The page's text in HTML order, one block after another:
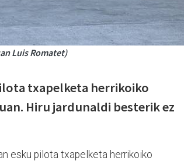
Luis Romatet)
txapelketa herrikoiko
Hiru jardunaldi besterik ez
esku pilota txapelketa herrikoiko